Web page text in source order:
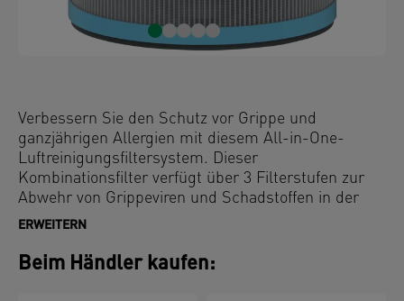
Verbessern Sie den Schutz vor Grippe und
ganzjährigen Allergien mit diesem All-in-One-
Luftreinigungsfiltersystem. Dieser
Kombinationsfilter verfügt über 3 Filterstufen zur
Abwehr von Grippeviren und Schadstoffen in der
Luft: einen langlebigen Maschen-Vorfilter, einen
Die Filtertrommel ist das Herzstück der
ERWEITERN
Beim Händler kaufen: